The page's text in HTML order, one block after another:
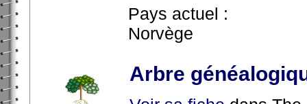
Pays actuel :
Norvège
Arbre